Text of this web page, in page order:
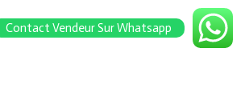
Contact Vendeur Sur Whatsapp